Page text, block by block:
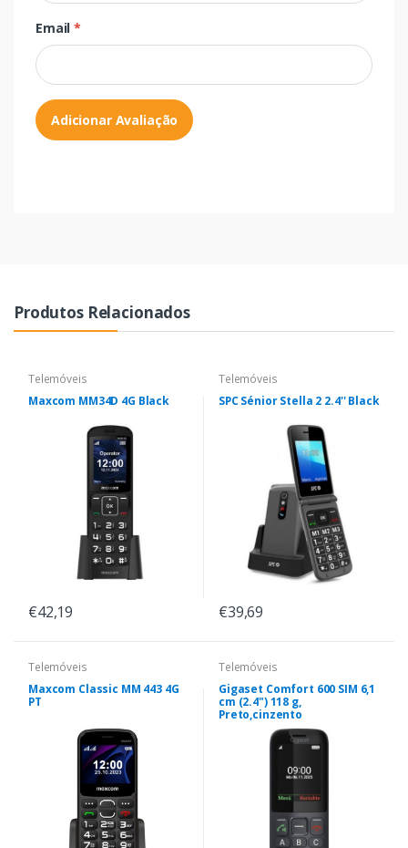
Email*
Adicionar Avaliação
Produtos Relacionados
Telemóveis
Maxcom MM34D 4G Black
€42,19
Telemóveis
SPC Sénior Stella 2 2.4'' Black
€39,69
Telemóveis
Maxcom Classic MM 443 4G
PT
Telemóveis
Gigaset Comfort 600 SIM 6,1
cm (2.4") 118 g,
Preto,cinzento